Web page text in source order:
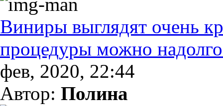
Виниры выглядят очень
процедуры можно надолго
фев, 2020, 22:44
Автор: Полина